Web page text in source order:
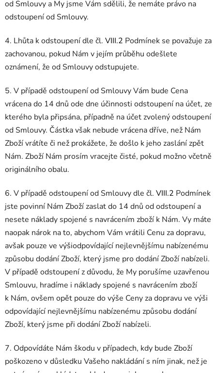
od Smlouvy a My jsme Vám sdělili, že nemáte právo na
odstoupení od Smlouvy.
4. Lhůta k odstoupení dle čl. VIII.2 Podmínek se považuje za
zachovanou, pokud Nám v jejím průběhu odešlete
oznámení, že od Smlouvy odstupujete.
5. V případě odstoupení od Smlouvy Vám bude Cena
vrácena do 14 dnů ode dne účinnosti odstoupení na účet, ze
kterého byla připsána, případně na účet zvolený odstoupení
od Smlouvy. Částka však nebude vrácena dříve, než Nám
Zboží vrátíte či než prokážete, že došlo k jeho zaslání zpět
Nám. Zboží Nám prosím vracejte čisté, pokud možno včetně
originálního obalu.
6. V případě odstoupení od Smlouvy dle čl. VIII.2 Podmínek
jste povinní Nám Zboží zaslat do 14 dnů od odstoupení a
nesete náklady spojené s navrácením zboží k Nám. Vy máte
naopak nárok na to, abychom Vám vrátili Cenu za dopravu,
avšak pouze ve výšiodpovídající nejlevnějšímu nabízenému
způsobu dodání Zboží, který jsme pro dodání Zboží nabízeli.
V případě odstoupení z důvodu, že My porušíme uzavřenou
Smlouvu, hradíme i náklady spojené s navrácením zboží
k Nám, ovšem opět pouze do výše Ceny za dopravu ve výši
odpovídající nejlevnějšímu nabízenému způsobu dodání
Zboží, který jsme při dodání Zboží nabízeli.
7. Odpovídáte Nám škodu v případech, kdy bude Zboží
poškozeno v důsledku Vašeho nakládání s ním jinak, než je